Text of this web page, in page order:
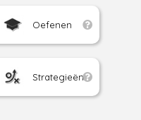
Oefenen
Strategieën